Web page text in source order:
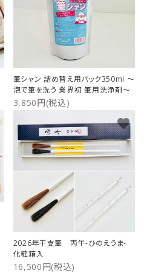
筆シャン 詰め替え用パック350ml ～
泡で筆を洗う 業界初 筆用洗浄剤～
3,850円(税込)
2026年干支筆 丙午-ひのえうま-
化粧箱入
16,500円(税込)
favorite